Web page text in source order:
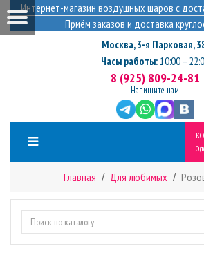
Интернет-магазин воздушных шаров с
Приём заказов и доставка
Москва,3-я Парковая,
Часы работы:10:00 –
8 (925) 809-24-81
Напишите нам
0
Главная Для любимых